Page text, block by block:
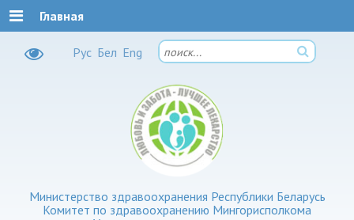
Рус Бел Eng
Министерство здравоохранения Республики Беларусь
Комитет по здравоохранению Мингорисполкома
Главная